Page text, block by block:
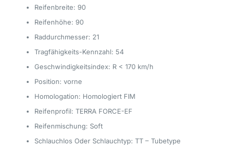
Reifenbreite: 90
Reifenhöhe: 90
Raddurchmesser: 21
Tragfähigkeits-Kennzahl: 54
Geschwindigkeitsindex: R < 170 km/h
Position: vorne
Homologation: Homologiert FIM
Reifenprofil: TERRA FORCE-EF
Reifenmischung: Soft
Schlauchlos Oder Schlauchtyp: TT – Tubetype